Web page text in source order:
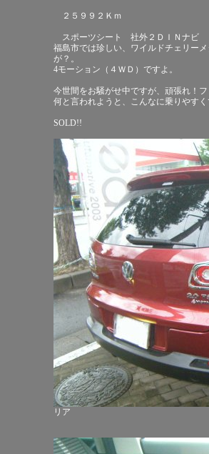
２５９９２Ｋｍ
スポーツシート 社外２ＤＩＮナ
福島市では珍しい、ワイルドチェリー
が？。
4モーション（４ＷＤ）ですよ。
今世間をお騒がせ中ですが、頑張れ！
何と言われようと、こんなに乗りやす
SOLD!!
リア